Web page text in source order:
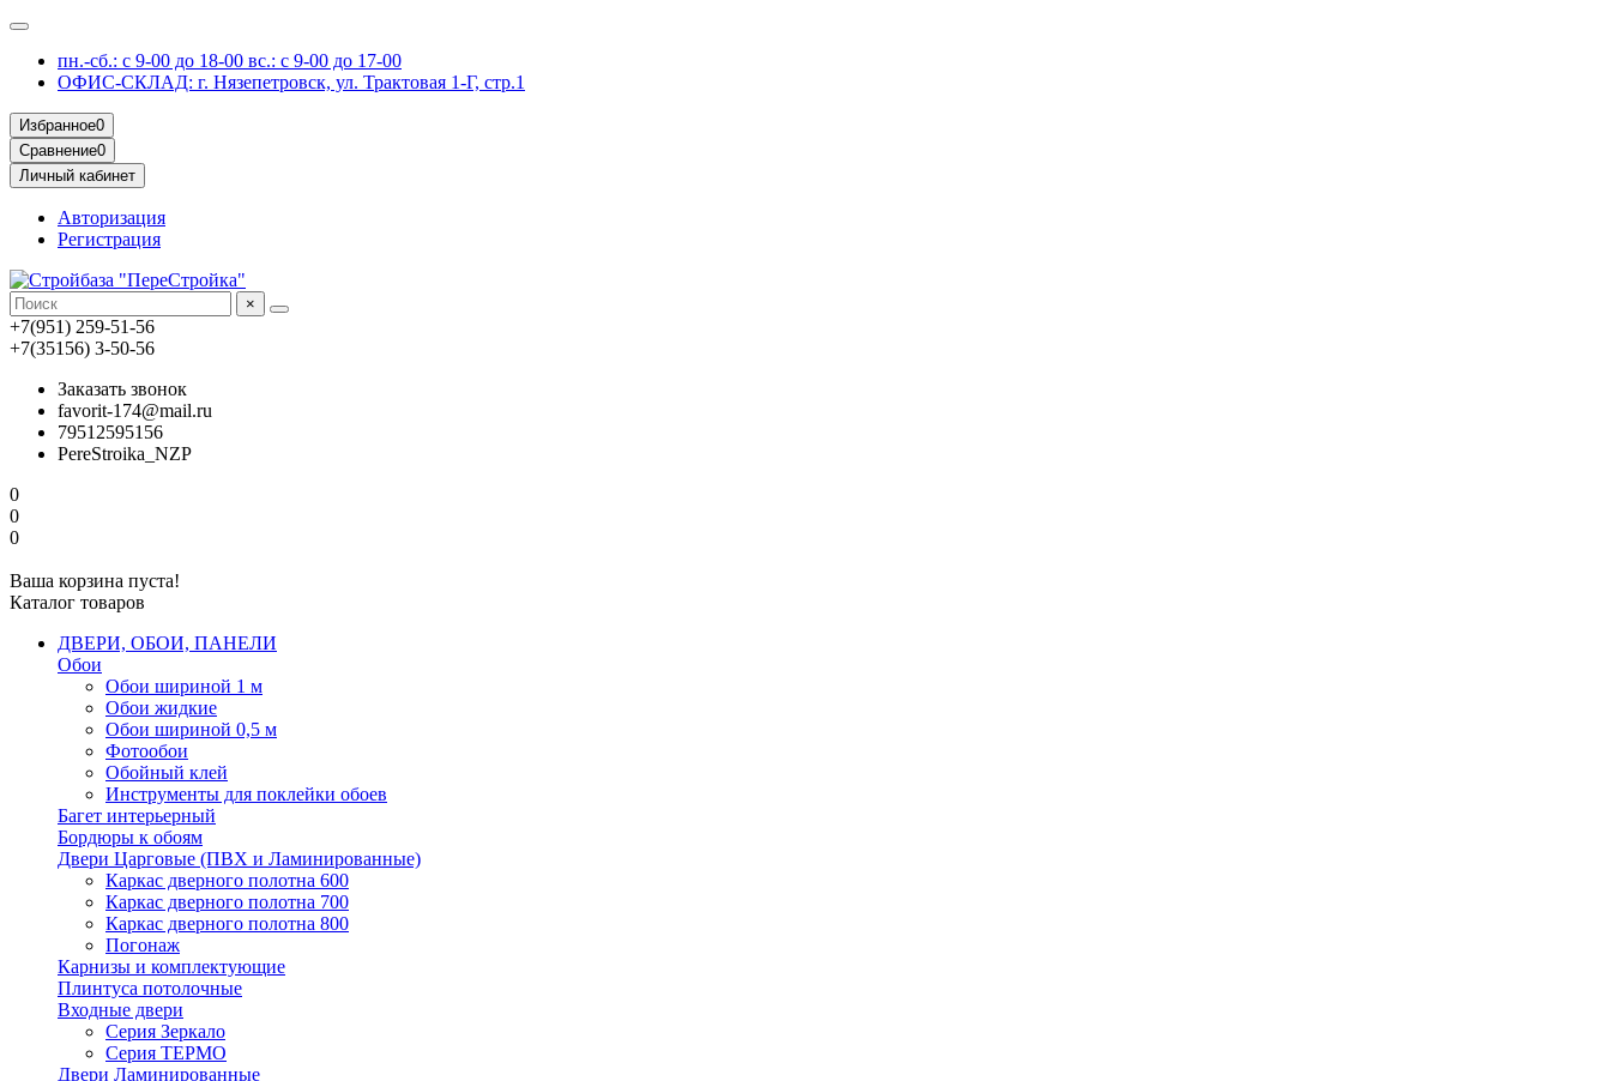
пн.-сб.: с 9-00 до 18-00 вс.: с 9-00 до 17-00
ОФИС-СКЛАД: г. Нязепетровск, ул. Трактовая 1-Г, стр.1
Избранное0
Сравнение0
Личный кабинет
Авторизация
Регистрация
×
+7(951) 259-51-56
+7(35156) 3-50-56
Заказать звонок
favorit-174@mail.ru
79512595156
PereStroika_NZP
0
0
0
Ваша корзина пуста!
Каталог товаров
ДВЕРИ, ОБОИ, ПАНЕЛИ
Обои
Обои шириной 1 м
Обои жидкие
Обои шириной 0,5 м
Фотообои
Обойный клей
Инструменты для поклейки обоев
Багет интерьерный
Бордюры к обоям
Двери Царговые (ПВХ и Ламинированные)
Каркас дверного полотна 600
Каркас дверного полотна 700
Каркас дверного полотна 800
Погонаж
Карнизы и комплектующие
Плинтуса потолочные
Входные двери
Серия Зеркало
Серия ТЕРМО
Двери Ламинированные